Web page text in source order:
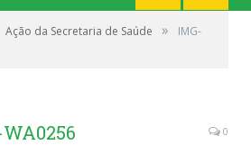
Ação da Secretaria de Saúde »
IMG-
WA0256 0